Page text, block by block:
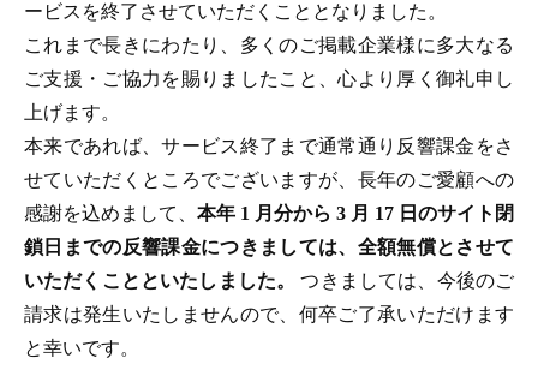
ービスを終了させていただくこととなりました。
これまで長きにわたり、多くのご掲載企業様に多大なる
ご支援・ご協力を賜りましたこと、心より厚く御礼申し
上げます。
本来であれば、サービス終了まで通常通り反響課金をさ
せていただくところでございますが、長年のご愛顧への
感謝を込めまして、 本年 1 月分から 3 月 17 日のサイト閉
鎖日までの反響課金につきましては、全額無償とさせて
いただくことといたしました。つきましては、今後のご
請求は発生いたしませんので、何卒ご了承いただけます
と幸いです。